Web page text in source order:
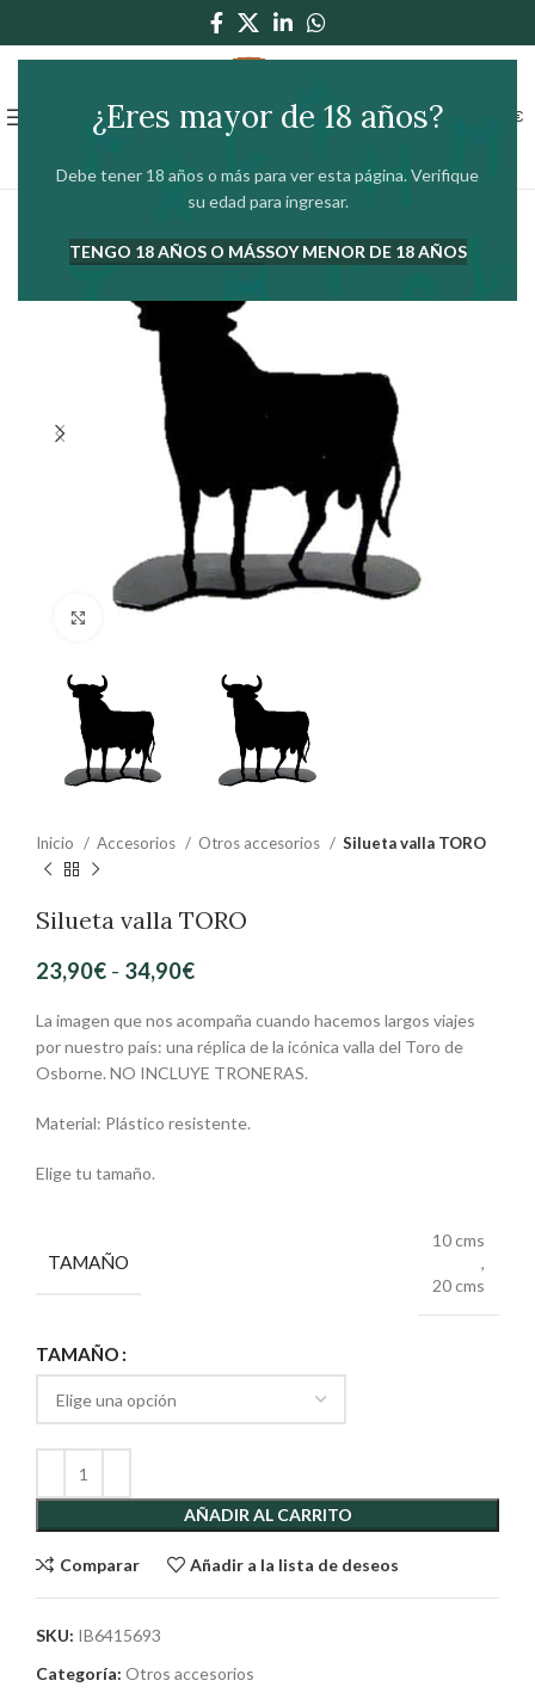
¿Eres mayor de 18 años?
Debe tener 18 años o más para ver esta página. Verifique
su edad para ingresar.
TENGO 18 AÑOS O MÁSSOY MENOR DE 18 AÑOS
€
Clic para ampliar
Inicio Accesorios Otros accesorios Silueta valla TORO
Silueta valla TORO
23,90€ - 34,90€
La imagen que nos acompaña cuando hacemos largos viajes
por nuestro país: una réplica de la icónica valla del Toro de
Osborne. NO INCLUYE TRONERAS.
Material: Plástico resistente.
Elige tu tamaño.
TAMAÑO
10 cms
,
20 cms
TAMAÑO
AÑADIR AL CARRITO
Comparar Añadir a la lista de deseos
SKU: IB6415693
Categoría: Otros accesorios